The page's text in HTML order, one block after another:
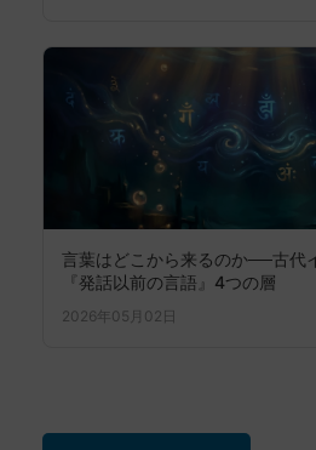
言葉はどこから来るのか──古代
『発話以前の言語』4つの層
2026年05月02日